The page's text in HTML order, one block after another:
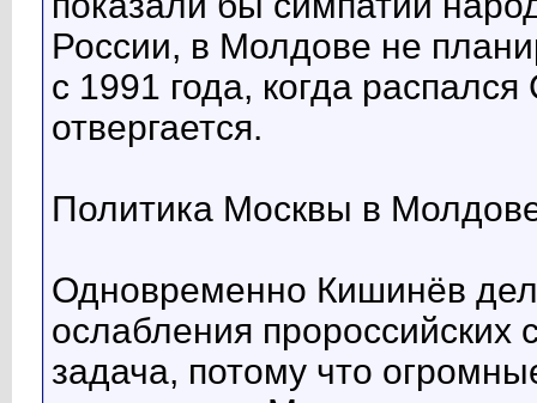
России, в Молдове не
с 1991 года, когда
отвергается.
Политика Москвы в
Одновременно Кишинёв
ослабления
задача, потому что